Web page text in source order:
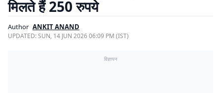
मिलते हैं 250 रुपये
Author ANKIT ANAND
UPDATED:SUN, 14 JUN 2026 06:09 PM (IST)
विज्ञापन